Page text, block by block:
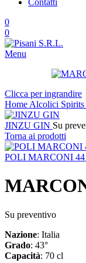
Contatti
0
0
Menu
Clicca per ingrandire
Home Alcolici Spirits
JINZU GIN Su
Torna ai prodotti
POLI MARCONI
Su preventivo
Nazione: Italia
Grado: 43°
Capacità: 70 cl